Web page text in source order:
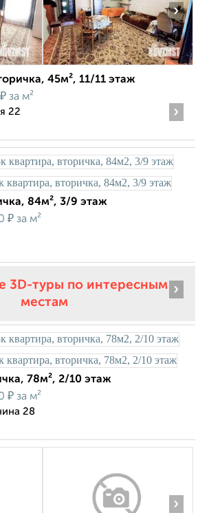
›
45м², 11/11 этаж
₽ за м²
22
›
84м², 3/9 этаж
₽ за м²
3D-туры по интересным
местам
›
78м², 2/10 этаж
₽ за м²
28
›